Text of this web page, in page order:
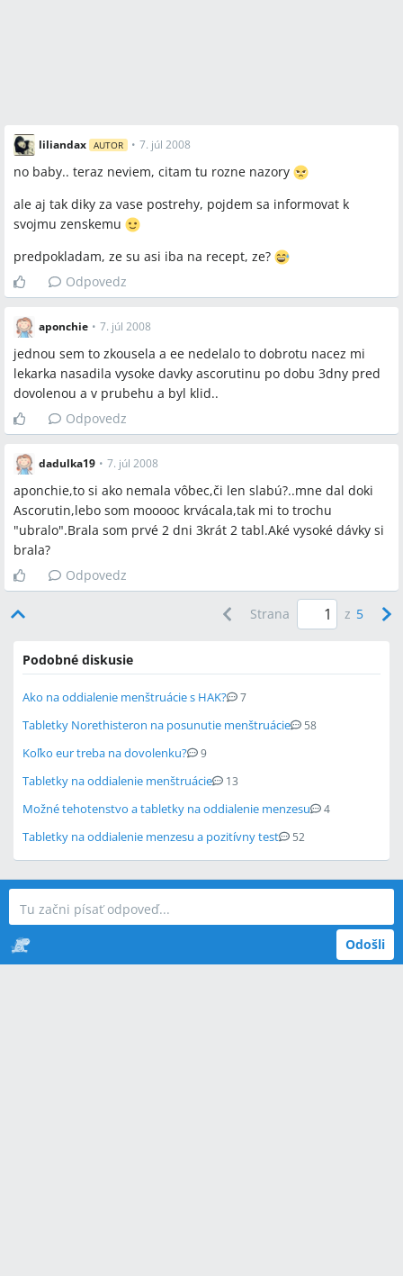
liliandax AUTOR • 7. júl 2008
no baby.. teraz neviem, citam tu rozne nazory
ale aj tak diky za vase postrehy, pojdem sa informovat k
svojmu zenskemu
predpokladam, ze su asi iba na recept, ze?
Odpovedz
aponchie • 7. júl 2008
jednou sem to zkousela a ee nedelalo to dobrotu nacez mi
lekarka nasadila vysoke davky ascorutinu po dobu 3dny pred
dovolenou a v prubehu a byl klid..
Odpovedz
dadulka19 • 7. júl 2008
aponchie,to si ako nemala vôbec,či len slabú?..mne dal doki
Ascorutin,lebo som mooooc krvácala,tak mi to trochu
"ubralo".Brala som prvé 2 dni 3krát 2 tabl.Aké vysoké dávky si
brala?
Odpovedz
Strana z 5
Podobné diskusie
Ako na oddialenie menštruácie s HAK? 7
Tabletky Norethisteron na posunutie menštruácie 58
Koľko eur treba na dovolenku? 9
Tabletky na oddialenie menštruácie 13
Možné tehotenstvo a tabletky na oddialenie menzesu 4
Tabletky na oddialenie menzesu a pozitívny test 52
Odošli